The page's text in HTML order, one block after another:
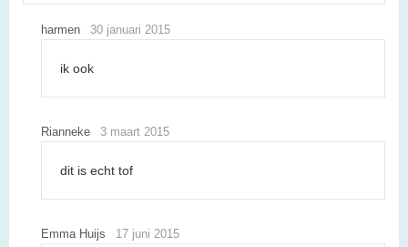
harmen 30 januari 2015
ik ook
Rianneke 3 maart 2015
dit is echt tof
Emma Huijs 17 juni 2015